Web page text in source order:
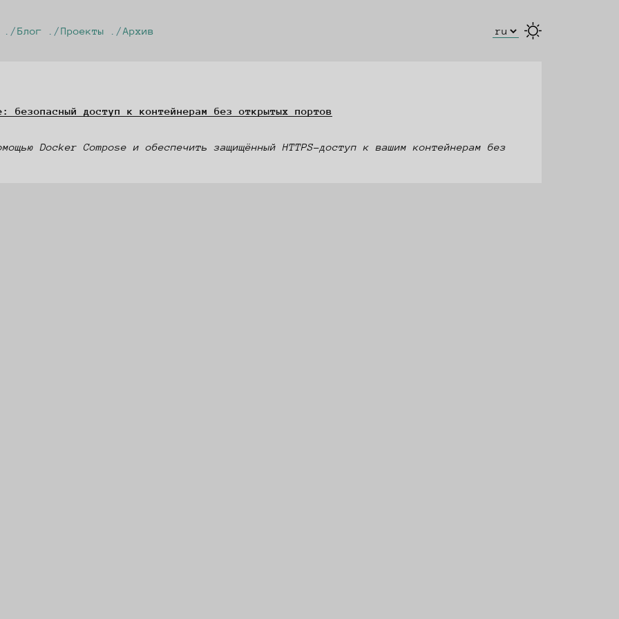
Блог Проекты Архив Select Language
доступ к контейнерам без открытых портов
Docker Compose и обеспечить защищённый HTTPS-доступ к вашим контейнерам без